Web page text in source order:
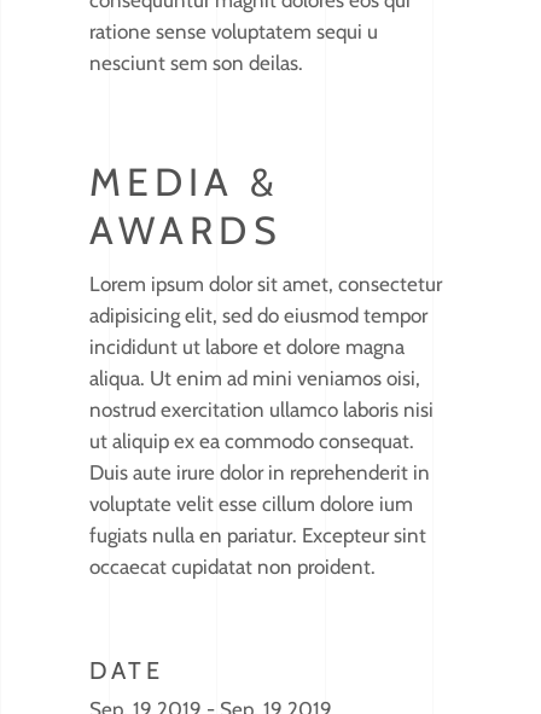
ratione sense voluptatem sequi u
nesciunt sem son deilas.
MEDIA &
AWARDS
Lorem ipsum dolor sit amet, consectetur
adipisicing elit, sed do eiusmod tempor
incididunt ut labore et dolore magna
aliqua. Ut enim ad mini veniamos oisi,
nostrud exercitation ullamco laboris nisi
ut aliquip ex ea commodo consequat.
Duis aute irure dolor in reprehenderit in
voluptate velit esse cillum dolore ium
fugiats nulla en pariatur. Excepteur sint
occaecat cupidatat non proident.
DATE
Sep. 19 2019 - Sep. 19 2019